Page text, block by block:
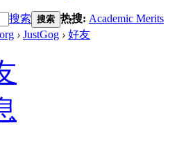
搜索 搜索 热搜: Academic Merits
› JustGog › 好友